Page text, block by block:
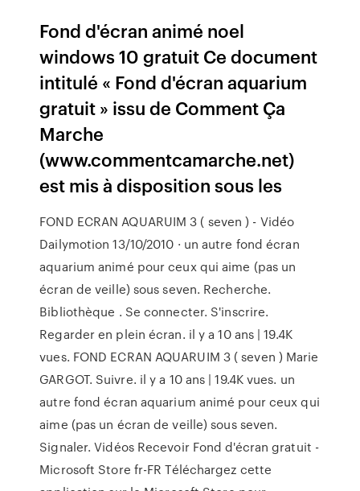
Fond d'écran animé noel
windows 10 gratuit Ce document
intitulé « Fond d'écran aquarium
gratuit » issu de Comment Ça
Marche
(www.commentcamarche.net)
est mis à disposition sous les
FOND ECRAN AQUARUIM 3 ( seven ) - Vidéo
Dailymotion 13/10/2010 · un autre fond écran
aquarium animé pour ceux qui aime (pas un
écran de veille) sous seven. Recherche.
Bibliothèque . Se connecter. S'inscrire.
Regarder en plein écran. il y a 10 ans | 19.4K
vues. FOND ECRAN AQUARUIM 3 ( seven ) Marie
GARGOT. Suivre. il y a 10 ans | 19.4K vues. un
autre fond écran aquarium animé pour ceux qui
aime (pas un écran de veille) sous seven.
Signaler. Vidéos Recevoir Fond d'écran gratuit -
Microsoft Store fr-FR Téléchargez cette